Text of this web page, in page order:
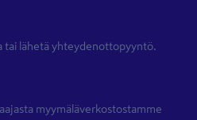
tai lähetä yhteydenottopyyntö.
myymäläverkostostamme